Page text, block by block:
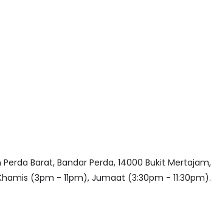
Barat, Bandar Perda, 14000 Bukit
(3pm - 11pm), Jumaat (3:30pm - 11:30pm).